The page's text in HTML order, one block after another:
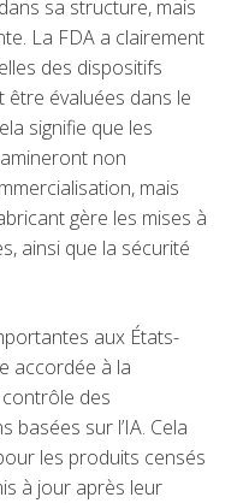
sa structure, mais
La FDA a clairement
des dispositifs
être évaluées dans le
signifie que les
non
mais
gère les mises à
ainsi que la sécurité
aux États-
accordée à la
des
sur l’IA. Cela
les produits censés
à jour après leur